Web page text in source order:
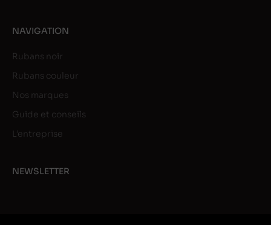
NAVIGATION
Rubans noir
Rubans couleur
Nos marques
Guide et conseils
L’entreprise
NEWSLETTER